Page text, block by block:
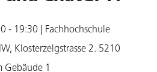
- 19:30
| Fachhochschule
Klosterzelgstrasse 2. 5210
Gebäude 1